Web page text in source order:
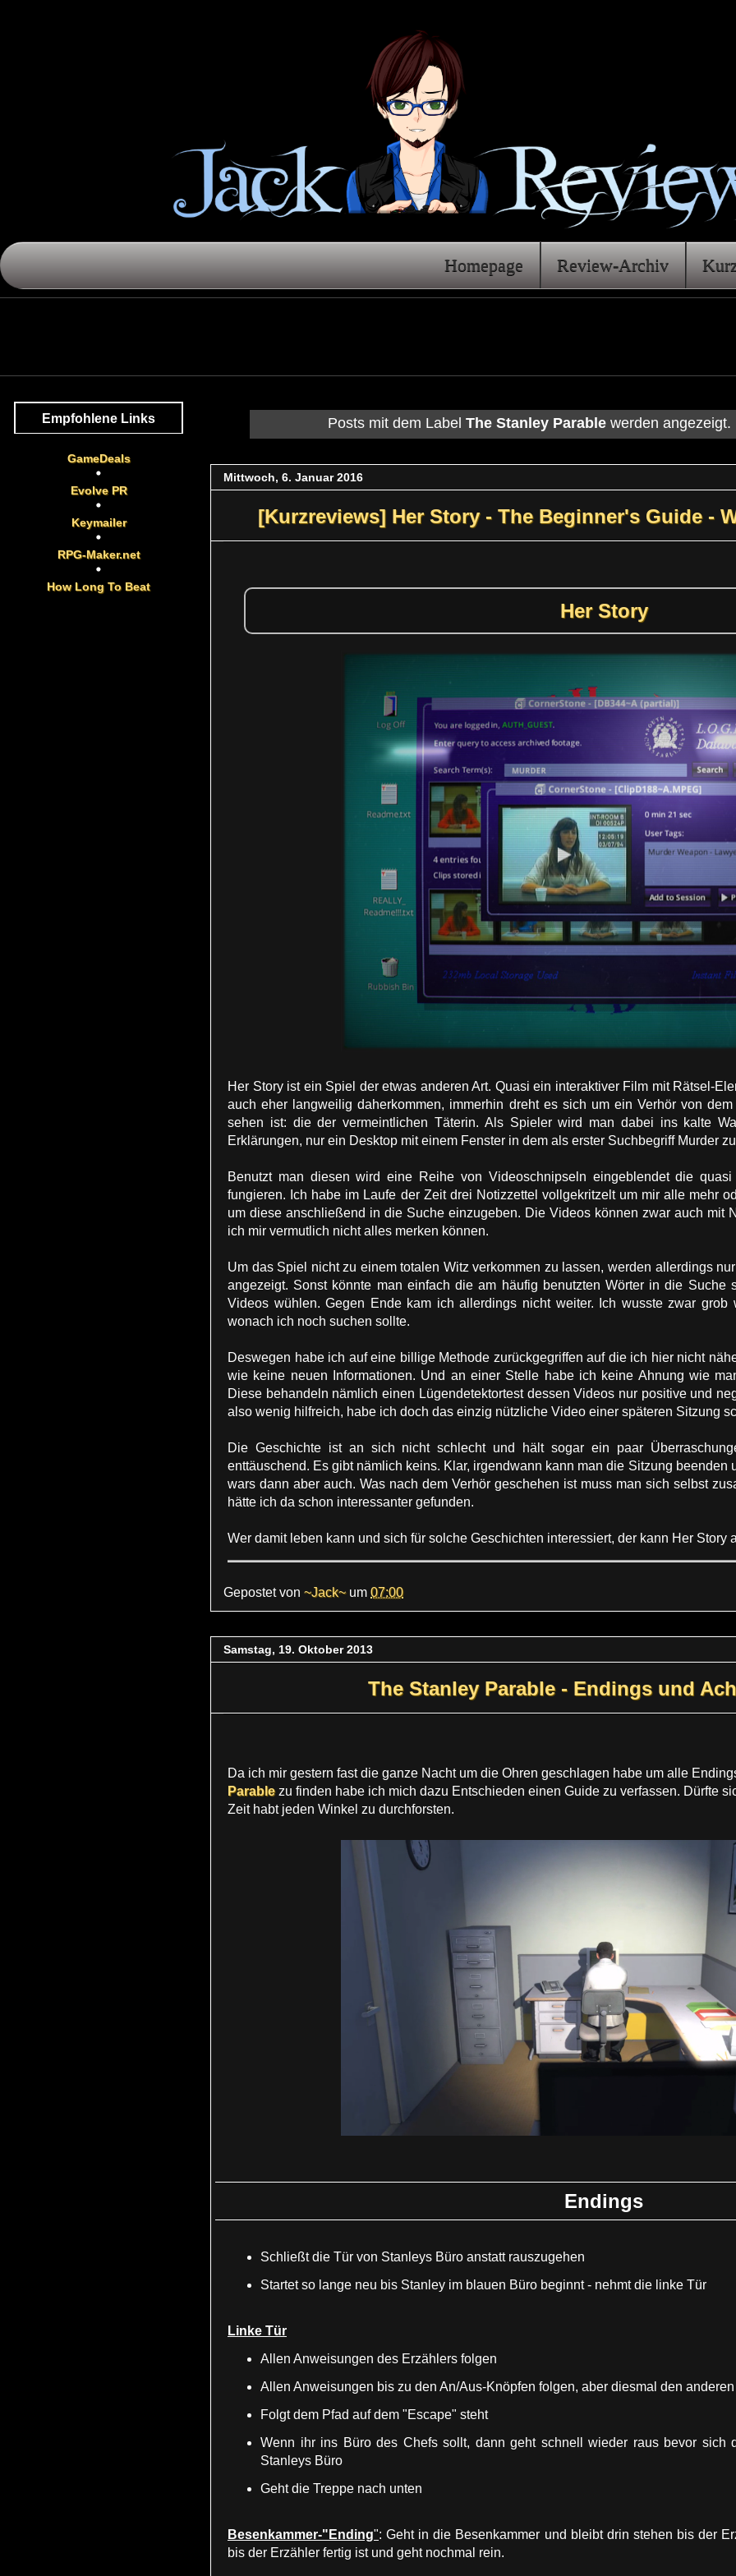
Homepage Review-Archiv
Posts mit dem LabelThe Stanley Parable werden angezeigt.
Mittwoch, 6. Januar 2016
[Kurzreviews] Her Story - The Beginner's Guide -
Her Story
Her Story ist ein Spiel der etwas anderen Art. Quasi ein interaktiver Film mit Rätsel-
auch eher langweilig daherkommen, immerhin dreht es sich um ein Verhör von
sehen ist: die der vermeintlichen Täterin. Als Spieler wird man dabei ins kalte
Erklärungen, nur ein Desktop mit einem Fenster in dem als erster Suchbegriff Murder
Benutzt man diesen wird eine Reihe von Videoschnipseln eingeblendet die
fungieren. Ich habe im Laufe der Zeit drei Notizzettel vollgekritzelt um mir alle mehr
um diese anschließend in die Suche einzugeben. Die Videos können zwar auch mit
ich mir vermutlich nicht alles merken können.
Um das Spiel nicht zu einem totalen Witz verkommen zu lassen, werden allerdings
angezeigt. Sonst könnte man einfach die am häufig benutzten Wörter in die Suche
Videos wühlen. Gegen Ende kam ich allerdings nicht weiter. Ich wusste zwar grob
wonach ich noch suchen sollte.
Deswegen habe ich auf eine billige Methode zurückgegriffen auf die ich hier nicht
wie keine neuen Informationen. Und an einer Stelle habe ich keine Ahnung wie
Diese behandeln nämlich einen Lügendetektortest dessen Videos nur positive und
also wenig hilfreich, habe ich doch das einzig nützliche Video einer späteren Sitzung
Die Geschichte ist an sich nicht schlecht und hält sogar ein paar
enttäuschend. Es gibt nämlich keins. Klar, irgendwann kann man die Sitzung beenden
wars dann aber auch. Was nach dem Verhör geschehen ist muss man sich selbst
hätte ich da schon interessanter gefunden.
Wer damit leben kann und sich für solche Geschichten interessiert, der kann Her Story
Gepostet von ~Jack~ um 07:00
Samstag, 19. Oktober 2013
The Stanley Parable - Endings und
Da ich mir gestern fast die ganze Nacht um die Ohren geschlagen habe um alle
Parablezu finden habe ich mich dazu Entschieden einen Guide zu verfassen. Dürfte
Zeit habt jeden Winkel zu durchforsten.
Endings
Schließt die Tür von Stanleys Büro anstatt rauszugehen
Startet so lange neu bis Stanley im blauen Büro beginnt - nehmt die linke Tür
Linke Tür
Allen Anweisungen des Erzählers folgen
Allen Anweisungen bis zu den An/Aus-Knöpfen folgen, aber diesmal den
Folgt dem Pfad auf dem "Escape" steht
Wenn ihr ins Büro des Chefs sollt, dann geht schnell wieder raus bevor sich
Stanleys Büro
Geht die Treppe nach unten
Besenkammer-"Ending": Geht in die Besenkammer und bleibt drin stehen bis der
bis der Erzähler fertig ist und geht nochmal rein.
Empfohlene Links
GameDeals
Evolve PR
Keymailer
RPG-Maker.net
How Long To Beat